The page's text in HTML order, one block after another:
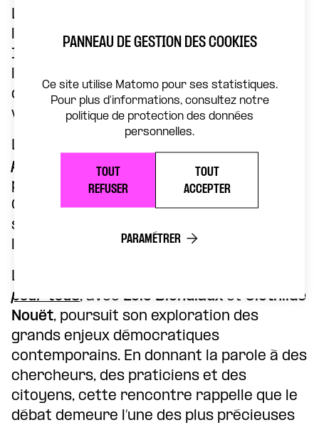
Le débat trouve son accomplissement
lorsqu’il devient une expérience partagée.
Il permet de faire collectif sans effacer
les singularités, de construire des
désaccords féconds et de maintenir
vivante la possibilité d’une conversation.
Le 16 décembre, la
participativeinvite chacune et chacun à
prendre part à une création commune.
Chanter ensemble devient une manière
sensible d’expérimenter l’écoute,
l’harmonie et la coopération.
Le 17 décembre, le
pour tous, avec Loïc Blondiaux et Clothilde
Nouët, poursuit son exploration des
grands enjeux démocratiques
contemporains. En donnant la parole à des
chercheurs, des praticiens et des
citoyens, cette rencontre rappelle que le
débat demeure l’une des plus précieuses
PANNEAU DE GESTION DES COOKIES
Ce site utilise Matomo pour ses statistiques.
Pour plus d'informations, consultez notre
politique de protection des données
personnelles.
TOUT
REFUSER
TOUT
ACCEPTER
PARAMÉTRER